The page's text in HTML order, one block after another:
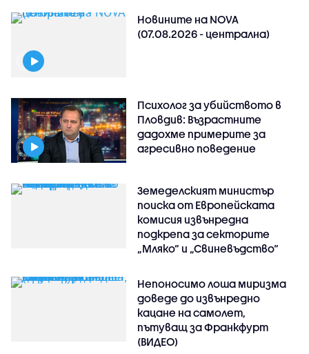
Новините на NOVA
(07.08.2026 - централна)
Психолог за убийството в
Пловдив: Възрастните
дадохме примерите за
агресивно поведение
Земеделският министър
поиска от Европейската
комисия извънредна
подкрепа за секторите
„Мляко“ и „Свиневъдство“
Непоносимо лоша миризма
доведе до извънредно
кацане на самолет,
пътуващ за Франкфурт
(ВИДЕО)